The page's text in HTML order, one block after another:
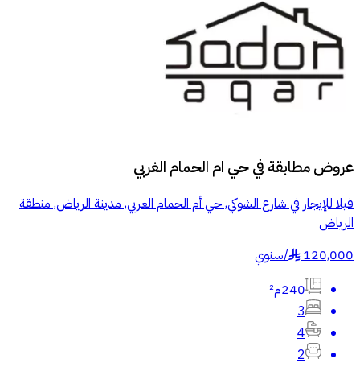
عروض مطابقة فيحي ام الحمام الغربي
فيلا للإيجار في شارع الشوكي, حي أم الحمام الغربي, مدينة الرياض, منطقة
الرياض
120,000
§
/سنوي
240م²
3
4
2